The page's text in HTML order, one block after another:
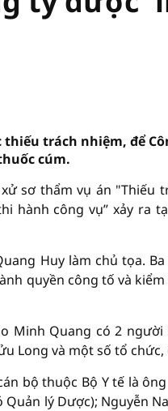
trách nhiệm, để
cúm.
sơ thẩm vụ án "Thiếu
hành công vụ” xảy ra
Huy làm chủ tọa. Ba
quyền công tố và
Minh Quang có 2
Long và một số tổ
bộ thuộc Bộ Y tế là
lý Dược); Nguyễn